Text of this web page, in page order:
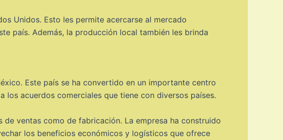
Unidos. Esto les permite acercarse al mercado
país. Además, la producción local también les brinda
Este país se ha convertido en un importante centro
acuerdos comerciales que tiene con diversos países.
ventas como de fabricación. La empresa ha construido
los beneficios económicos y logísticos que ofrece